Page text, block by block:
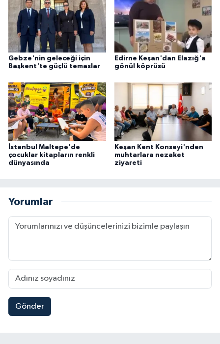
Gebze'nin geleceği için
Başkent'te güçlü temaslar
Edirne Keşan'dan Elazığ'a
gönül köprüsü
İstanbul Maltepe'de
çocuklar kitapların renkli
dünyasında
Keşan Kent Konseyi'nden
muhtarlara nezaket
ziyareti
Yorumlar
Gönder